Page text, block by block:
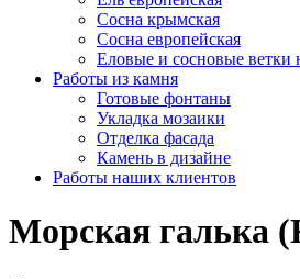
Сосна крымская
Сосна европейская
Еловые и сосновые ветки
Работы из камня
Готовые фонтаны
Укладка мозаики
Отделка фасада
Камень в дизайне
Работы наших клиентов
Морская галька